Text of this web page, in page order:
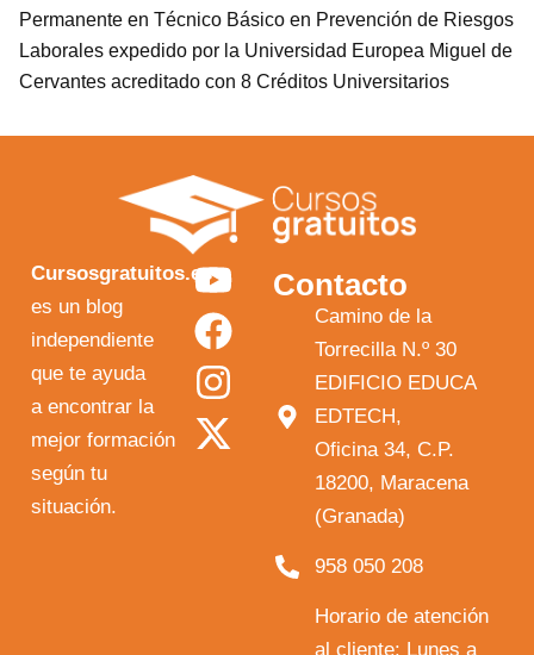
Permanente en Técnico Básico en Prevención de Riesgos
Laborales expedido por la Universidad Europea Miguel de
Cervantes acreditado con 8 Créditos Universitarios
Cursosgratuitos.es
es un blog
independiente
que te ayuda
a encontrar la
mejor formación
según tu
situación.
Y
o
u
t
u
F
a
c
e
b
I
n
s
t
a
X
-
t
w
i
Contacto
Camino de la
Torrecilla N.º 30
EDIFICIO EDUCA
EDTECH,
Oficina 34, C.P.
18200, Maracena
(Granada)
958 050 208
Horario de atención
al cliente: Lunes a